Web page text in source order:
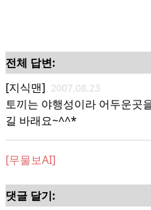
전체 답변:
[지식맨] 2007.08.23
토끼는 야행성이라 어두운곳
길 바래요~^^*
[무물보AI]
댓글 달기: